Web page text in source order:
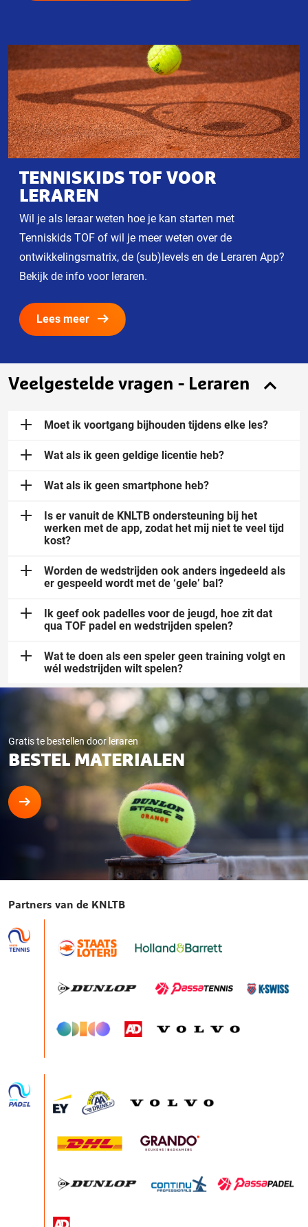
TENNISKIDS TOF VOOR
LERAREN
Wil je als leraar weten hoe je kan starten met
Tenniskids TOF of wil je meer weten over de
ontwikkelingsmatrix, de (sub)levels en de Leraren App?
Bekijk de info voor leraren.
Lees meer
Veelgestelde vragen - Leraren
Moet ik voortgang bijhouden tijdens elke les?
Wat als ik geen geldige licentie heb?
Wat als ik geen smartphone heb?
Is er vanuit de KNLTB ondersteuning bij het
werken met de app, zodat het mij niet te veel tijd
kost?
Worden de wedstrijden ook anders ingedeeld als
er gespeeld wordt met de ‘gele’ bal?
Ik geef ook padelles voor de jeugd, hoe zit dat
qua TOF padel en wedstrijden spelen?
Wat te doen als een speler geen training volgt en
wél wedstrijden wilt spelen?
Gratis te bestellen door leraren
BESTEL MATERIALEN
Partners van de KNLTB